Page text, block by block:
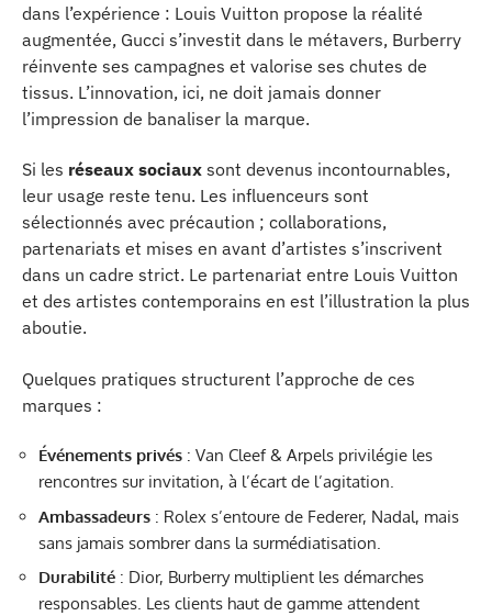
dans l’expérience : Louis Vuitton propose la réalité
augmentée, Gucci s’investit dans le métavers, Burberry
réinvente ses campagnes et valorise ses chutes de
tissus. L’innovation, ici, ne doit jamais donner
l’impression de banaliser la marque.
Si les réseaux sociaux sont devenus incontournables,
leur usage reste tenu. Les influenceurs sont
sélectionnés avec précaution ; collaborations,
partenariats et mises en avant d’artistes s’inscrivent
dans un cadre strict. Le partenariat entre Louis Vuitton
et des artistes contemporains en est l’illustration la plus
aboutie.
Quelques pratiques structurent l’approche de ces
marques :
Événements privés : Van Cleef & Arpels privilégie les
rencontres sur invitation, à l’écart de l’agitation.
Ambassadeurs : Rolex s’entoure de Federer, Nadal, mais
sans jamais sombrer dans la surmédiatisation.
Durabilité : Dior, Burberry multiplient les démarches
responsables. Les clients haut de gamme attendent